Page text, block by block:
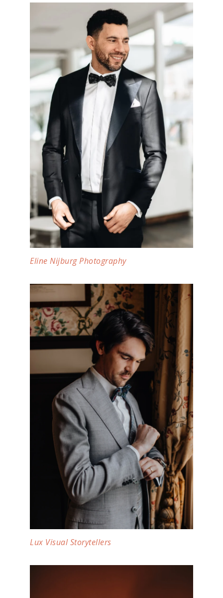
Eline Nijburg Photography
Lux Visual Storytellers